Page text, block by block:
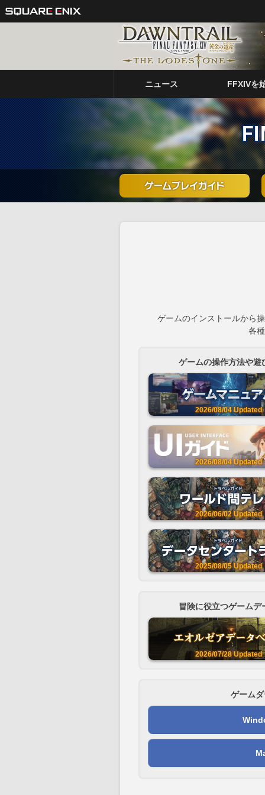
ニュース FFXIVを
ゲームのインストールから
各
ゲームの操作方法や遊
2026/08/04Updated
2026/08/04Updated
2026/06/02Updated
2025/08/05Updated
冒険に役立つゲームデ
2026/07/28Updated
ゲーム